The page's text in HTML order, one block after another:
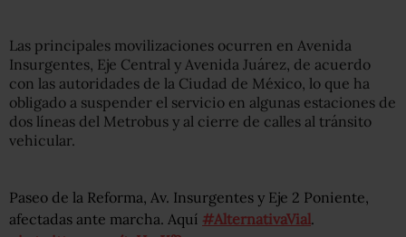
Las principales movilizaciones ocurren en Avenida
Insurgentes, Eje Central y Avenida Juárez, de acuerdo
con las autoridades de la Ciudad de México, lo que ha
obligado a suspender el servicio en algunas estaciones de
dos líneas del Metrobus y al cierre de calles al tránsito
vehicular.
Paseo de la Reforma, Av. Insurgentes y Eje 2 Poniente,
afectadas ante marcha. Aquí #AlternativaVial.